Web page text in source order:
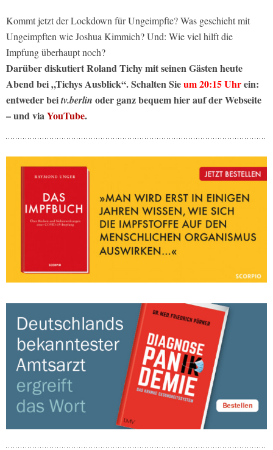
Kommt jetzt der Lockdown für Ungeimpfte? Was geschieht mit
Ungeimpften wie Joshua Kimmich? Und: Wie viel hilft die
Impfung überhaupt noch?
Darüber diskutiert Roland Tichy mit seinen Gästen heute
Abend bei „Tichys Ausblick“. Schalten Sieum 20:15 Uhrein:
entweder beitv.berlin oder ganz bequem hier auf der Webseite
– und viaYouTube.